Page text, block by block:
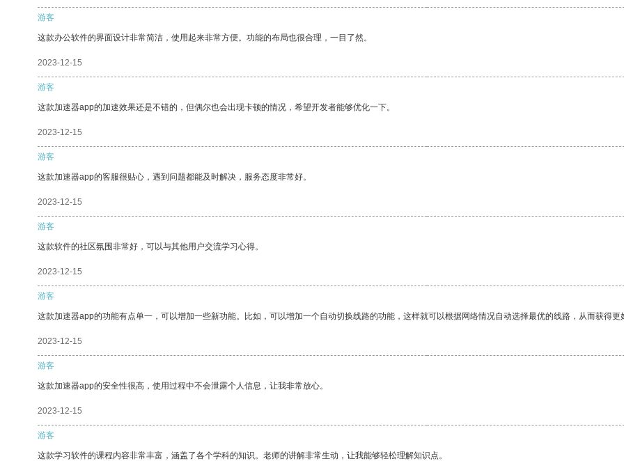
游客
这款办公软件的界面设计非常简洁，使用起来非常方便。功能的布局也很合理，一目了然。
2023-12-15
游客
这款加速器app的加速效果还是不错的，但偶尔也会出现卡顿的情况，希望开发者能够优化一下。
2023-12-15
游客
这款加速器app的客服很贴心，遇到问题都能及时解决，服务态度非常好。
2023-12-15
游客
这款软件的社区氛围非常好，可以与其他用户交流学习心得。
2023-12-15
游客
这款加速器app的功能有点单一，可以增加一些新功能。比如，可以增加一个自动切换线路的功能，这样就可以根据网络情况自动选择最优的线路，从而获得更
2023-12-15
游客
这款加速器app的安全性很高，使用过程中不会泄露个人信息，让我非常放心。
2023-12-15
游客
这款学习软件的课程内容非常丰富，涵盖了各个学科的知识。老师的讲解非常生动，让我能够轻松理解知识点。